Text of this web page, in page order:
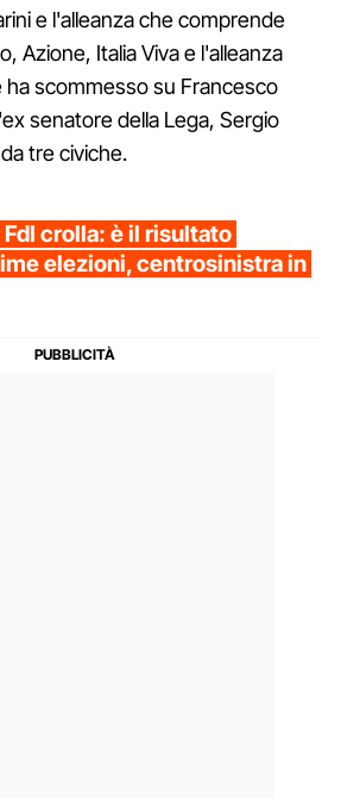
e l'alleanza che comprende
Azione, Italia Viva e l'alleanza
ha scommesso su Francesco
senatore della Lega, Sergio
tre civiche.
crolla: è il risultato
elezioni, centrosinistra in